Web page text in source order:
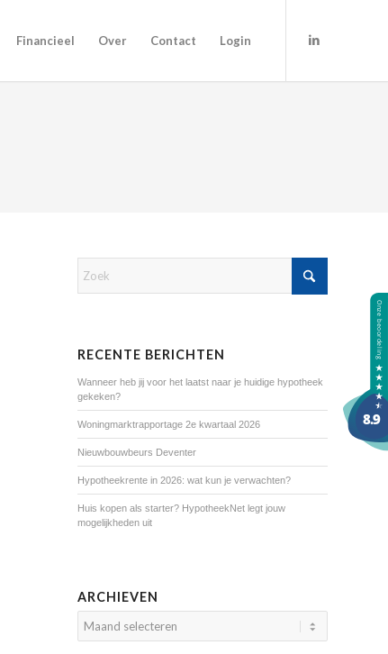
Financieel Over Contact Login
RECENTE BERICHTEN
Wanneer heb jij voor het laatst naar je huidige hypotheek
gekeken?
Woningmarktrapportage 2e kwartaal 2026
Nieuwbouwbeurs Deventer
Hypotheekrente in 2026: wat kun je verwachten?
Huis kopen als starter? HypotheekNet legt jouw
mogelijkheden uit
ARCHIEVEN